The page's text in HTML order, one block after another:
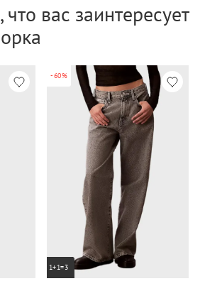
вас заинтересует
-60%
1+1=3